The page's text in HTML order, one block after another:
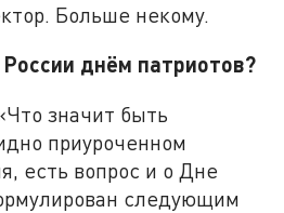
Больше некому.
днём патриотов?
значит быть
приуроченном
есть вопрос и о Дне
следующим